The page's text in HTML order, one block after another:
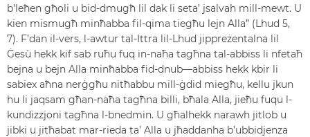
b’leħen għoli u bid-dmugħ lil dak li seta’ jsalvah mill-mewt. U
kien mismugħ minħabba fil-qima tiegħu lejn Alla” (Lhud 5,
7). F’dan il-vers, l-awtur tal-Ittra lil-Lhud jippreżentalna lil
Ġesù hekk kif sab ruħu fuq in-naħa tagħna tal-abbiss li nfetaħ
bejna u bejn Alla minħabba fid-dnub—abbiss hekk kbir li
sabiex aħna nerġgħu nitħabbu mill-ġdid miegħu, kellu jkun
hu li jaqsam għan-naħa tagħna billi, bħala Alla, jieħu fuqu l-
kundizzjoni tagħna l-bnedmin. U għalhekk narawh jitlob u
jibki u jitħabat mar-rieda ta’ Alla u jħaddanha b’ubbidjenza